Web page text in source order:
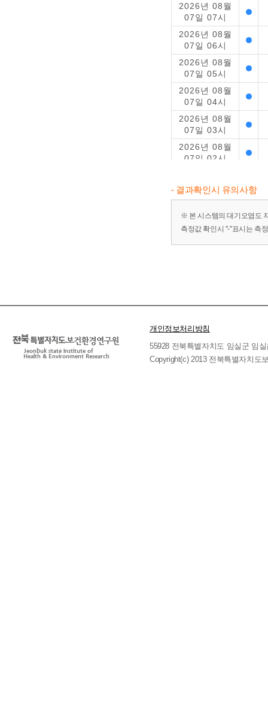
2026년 08월
07일 07시
2026년 08월
07일 06시
2026년 08월
07일 05시
2026년 08월
07일 04시
2026년 08월
07일 03시
2026년 08월
07일 02시
07일 01시
2026년 08월
06일 24시
2026년 08월
06일 23시
06일 20시
2026년 08월
06일 19시
- 결과확인시 유의사항
※ 본 시스템의 대기오염도
측정값 확인시 "-"표시는 측
개인정보처리방침
55928 전북특별자치도 임실군 임
Copyright(c) 2013 전북특별자치도